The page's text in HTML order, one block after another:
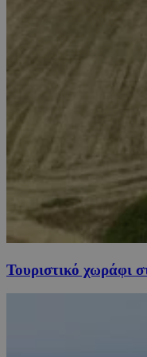
Τουριστικό χωράφι